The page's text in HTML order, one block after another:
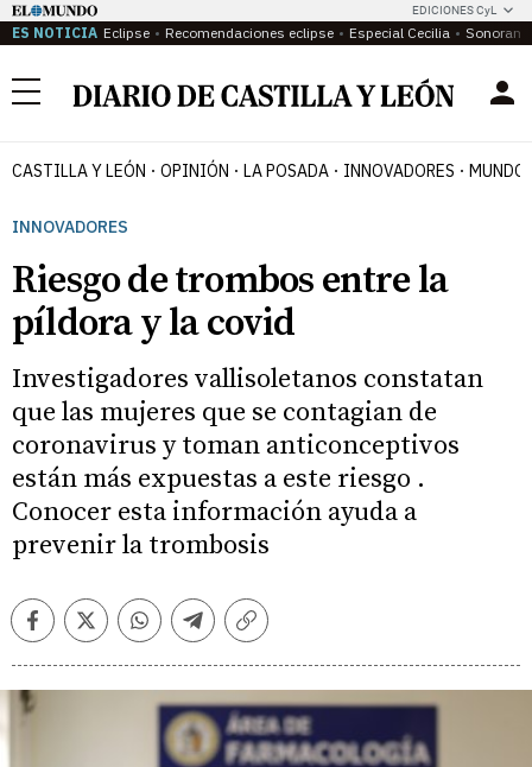
EDICIONES CyL
ES NOTICIA Eclipse Recomendaciones eclipse Especial Cecilia
Menú
CASTILLA Y LEÓN OPINIÓN LA POSADA INNOVADORES MUNDO
INNOVADORES
Riesgo de trombos entre la
píldora y la covid
Investigadores vallisoletanos constatan
que las mujeres que se contagian de
coronavirus y toman anticonceptivos
están más expuestas a este riesgo .
Conocer esta información ayuda a
prevenir la trombosis
FacebookTwitterWhatsappTelegramCopiar